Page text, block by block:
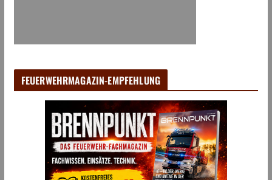
FEUERWEHRMAGAZIN-EMPFEHLUNG